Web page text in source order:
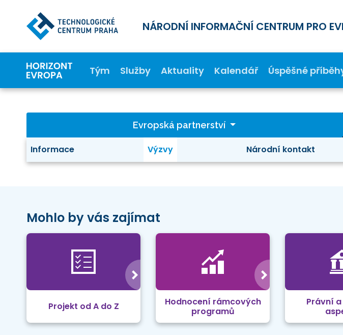
NÁRODNÍ INFORMAČNÍ CENTRUM PRO
Tým Služby Aktuality Kalendář Úspěšné
Evropská partnerství
Informace Výzvy Národní kontakt
Mohlo by vás zajímat
Projekt od A do Z
Hodnocení rámcových
programů
Právní